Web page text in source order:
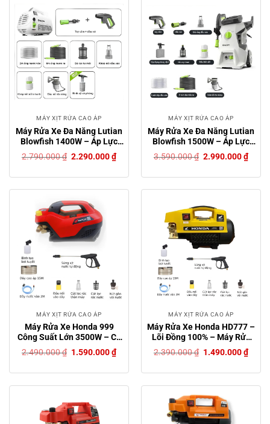
MÁY XỊT RỬA CAO ÁP
Máy Rửa Xe Đa Năng Lutian
Blowfish 1400W – Áp Lực
Cao, Tiện Lợi, Đa Dụng
2.790.000₫ Giá
2.790.000 ₫.
2.290.000₫Giá
hiện
là:
2.290.000 ₫.
MÁY XỊT RỬA CAO ÁP
Máy Rửa Xe Đa Năng Lutian
Blowfish 1500W – Áp Lực
Cao, Tiện Lợi, Đa Dụng
3.590.000₫ Giá
3.590.000 ₫.
2.990.000₫Giá
hiện
là:
MÁY XỊT RỬA CAO ÁP
Máy Rửa Xe Honda 999
Công Suất Lớn 3500W – Có
Chỉnh Áp, Công Nghệ Mới
Nhất 2024 – Bảo Hành 12
2.490.000₫ Giá
2.490.000 ₫.
1.590.000₫Giá
hiện
là:
MÁY XỊT RỬA CAO ÁP
Máy Rửa Xe Honda HD777 –
Lõi Đồng 100% – Máy Rửa
Xe Mini Bảo Hành 24 Tháng
– Máy Xịt Rửa Gia Đình
2.390.000₫ Giá
2.390.000 ₫.
1.490.000₫Giá
hiện
là: